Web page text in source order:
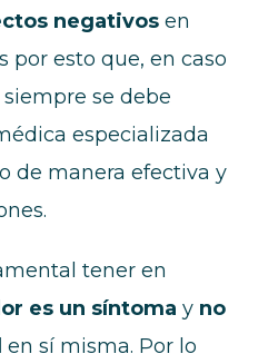
negativos en
por esto que, en caso
se debe
especializada
de manera efectiva y
tener en
es un síntoma y no
en sí misma. Por lo